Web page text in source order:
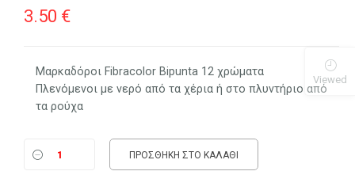
3.50 €
Μαρκαδόροι Fibracolor Bipunta 12 χρώματα
Πλενόμενοι με νερό από τα χέρια ή στο πλυντήριο από
τα ρούχα
ΠΡΟΣΘΉΚΗ ΣΤΟ ΚΑΛΆΘΙ
Viewed